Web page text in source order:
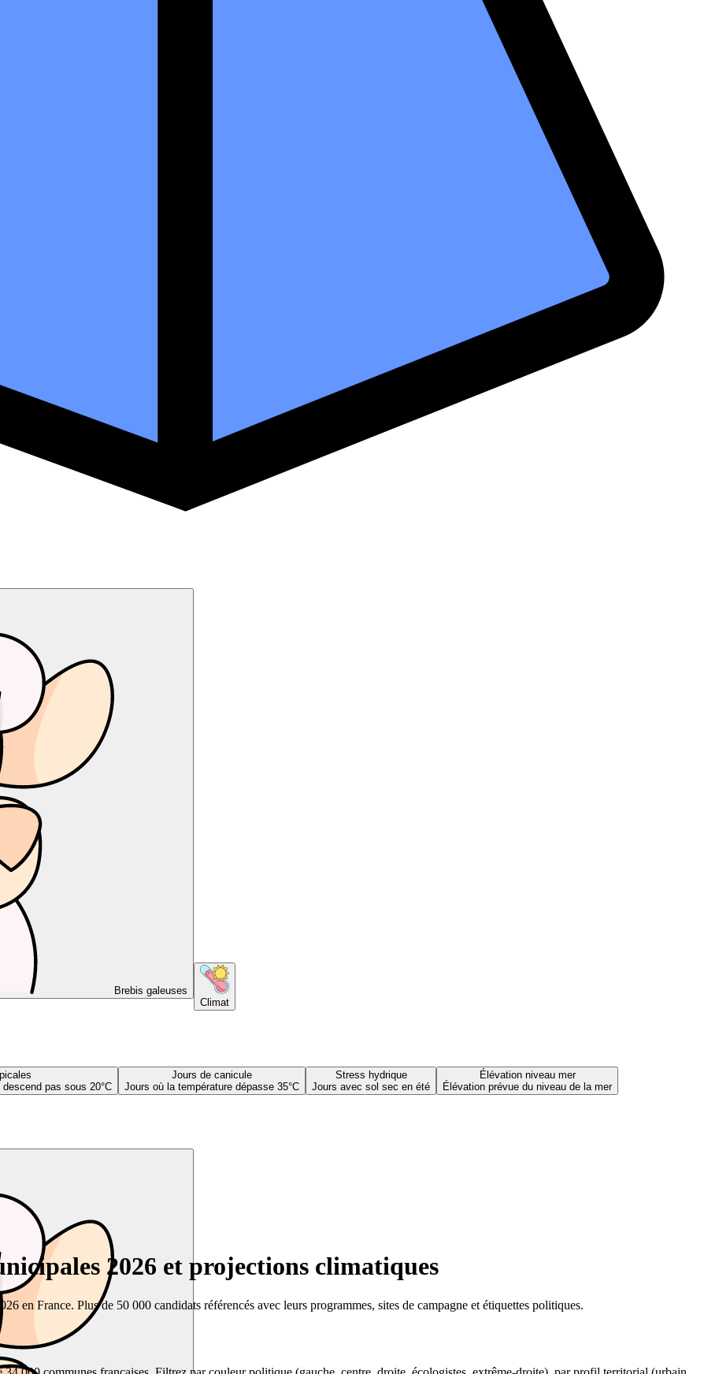
Brebis galeuses
Climat
pas sous 20°C
Jours de canicule
Jours où la température dépasse 35°C
Stress hydrique
Jours avec sol sec en été
Élévation niveau mer
Élévation prévue du niveau de la mer
2026 et projections climatiques
en France. Plus de 50 000 candidats référencés avec leurs programmes, sites de campagne et étiquettes politiques.